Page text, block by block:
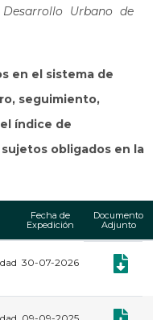
Urbano de
en el sistema de
seguimiento,
índice de
obligados en la
Fecha de
Expedición
Documento
Adjunto
30-07-2026
09-09-2025